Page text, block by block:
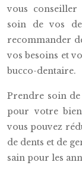
vous
soin de vos
recommander
vos besoins et
bucco-dentaire.
Prendre soin de
pour votre
vous pouvez
de dents et de
sain pour les